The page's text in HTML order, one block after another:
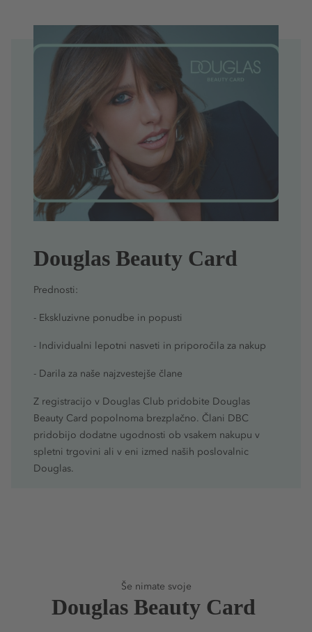
Douglas Beauty Card
Prednosti:
- Ekskluzivne ponudbe in popusti
- Individualni lepotni nasveti in priporočila za nakup
- Darila za naše najzvestejše člane
Z registracijo v Douglas Club pridobite Douglas
Beauty Card popolnoma brezplačno. Člani DBC
pridobijo dodatne ugodnosti ob vsakem nakupu v
spletni trgovini ali v eni izmed naših poslovalnic
Douglas.
Še nimate svoje
Douglas Beauty Card